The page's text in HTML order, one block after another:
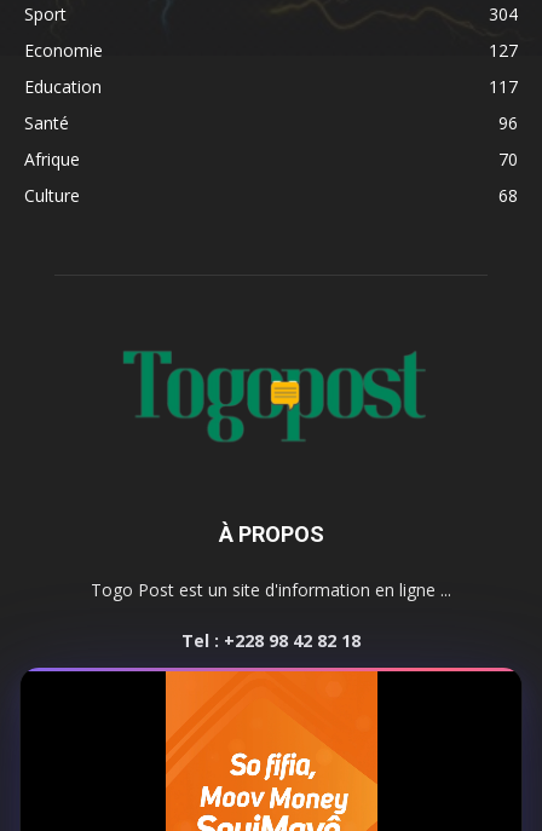
Sport
304
Economie
127
Education
117
Santé
96
Afrique
70
Culture
68
À PROPOS
Togo Post est un site d'information en ligne ...
Tel : +228 98 42 82 18
SUIVEZ NOUS